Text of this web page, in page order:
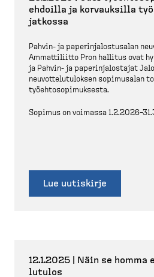
ehdoilla ja korvauksilla
jatkossa
Pahvin-​ ja paperin­ja­los­tusalan
Ammatti­liitto Pron hallitus ovat
ja Pahvin-​ ja paperin­ja­lostajat
neuvot­te­lu­tu­loksen sopimusalan
työehto­so­pi­muksesta.
Sopimus on voimassa
Lue uutiskirje
12.1.2025 | Näin se
lutulos